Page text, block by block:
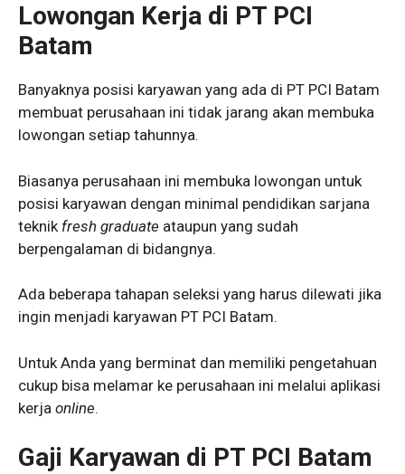
Lowongan Kerja di PT PCI
Batam
Banyaknya posisi karyawan yang ada di PT PCI Batam
membuat perusahaan ini tidak jarang akan membuka
lowongan setiap tahunnya.
Biasanya perusahaan ini membuka lowongan untuk
posisi karyawan dengan minimal pendidikan sarjana
teknik fresh graduate ataupun yang sudah
berpengalaman di bidangnya.
Ada beberapa tahapan seleksi yang harus dilewati jika
ingin menjadi karyawan PT PCI Batam.
Untuk Anda yang berminat dan memiliki pengetahuan
cukup bisa melamar ke perusahaan ini melalui aplikasi
kerja online.
Gaji Karyawan di PT PCI Batam